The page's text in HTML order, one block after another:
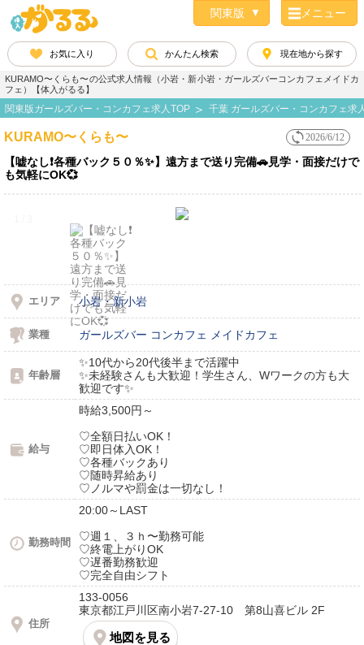
メニュー
お気に入り かんたん検索 現在地から探す
KURAMO〜くらも〜の公式求人情報（小岩・新小岩・ガールズバーコンカフェメイドカ
フェ）【体入がるる】
関東版ガールズバー・コンカフェ求人TOP 千葉 ガールズバー・コンカフェ求
2026/6/12
KURAMO〜くらも〜
【嘘なし❗️各種バック５０％✨️】遠方まで送り完備🚗見学・面接だけで
も気軽にOK💞
エリア 小岩・新小岩
業種 ガールズバー コンカフェ メイドカフェ
年齢層
✨️10代から20代後半まで活躍中
✨️未経験さんも大歓迎！学生さん、Wワークの方も大
歓迎です✨️
給与
時給3,500円～
♡全額日払いOK！
♡即日体入OK！
♡各種バックあり
♡随時昇給あり
♡ノルマや罰金は一切なし！
勤務時間
20:00～LAST
♡週１、３ｈ〜勤務可能
♡終電上がりOK
♡遅番勤務歓迎
♡完全自由シフト
住所
133-0056
東京都江戸川区南小岩7-27-10 第8山喜ビル 2F
地図を見る